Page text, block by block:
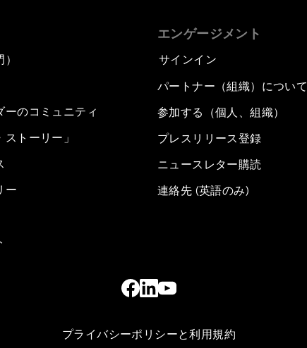
ーのコミュニティ
ストーリー」
ー
エンゲージメント
サインイン
パートナー（組織）について
参加する（個人、組織）
プレスリリース登録
ニュースレター購読
連絡先 (英語のみ)
プライバシーポリシーと利用規約